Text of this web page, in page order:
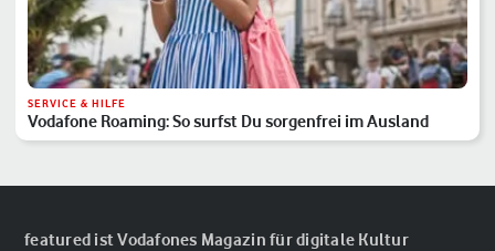
SERVICE & HILFE
Vodafone Roaming: So surfst Du sorgenfrei im Ausland
featured ist Vodafones Magazin für digitale Kultur